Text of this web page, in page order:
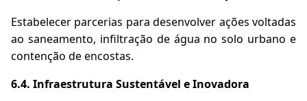
Estabelecer parcerias para desenvolver ações voltadas
ao saneamento, infiltração de água no solo urbano e
contenção de encostas.
6.4. Infraestrutura Sustentável e Inovadora